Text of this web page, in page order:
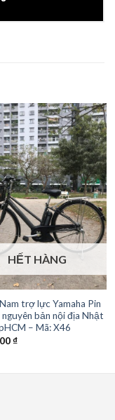
HẾT HÀNG
trợ lực Yamaha Pin
nguyên bản nội địa Nhật
– Mã: X46
₫